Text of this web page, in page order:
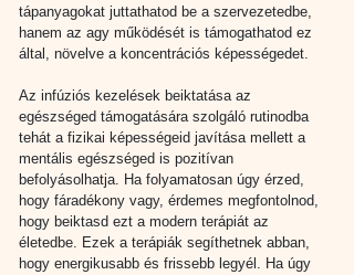
tápanyagokat juttathatod be a szervezetedbe,
hanem az agy működését is támogathatod ez
által, növelve a koncentrációs képességedet.
Az infúziós kezelések beiktatása az
egészséged támogatására szolgáló rutinodba
tehát a fizikai képességeid javítása mellett a
mentális egészséged is pozitívan
befolyásolhatja. Ha folyamatosan úgy érzed,
hogy fáradékony vagy, érdemes megfontolnod,
hogy beiktasd ezt a modern terápiát az
életedbe. Ezek a terápiák segíthetnek abban,
hogy energikusabb és frissebb legyél. Ha úgy